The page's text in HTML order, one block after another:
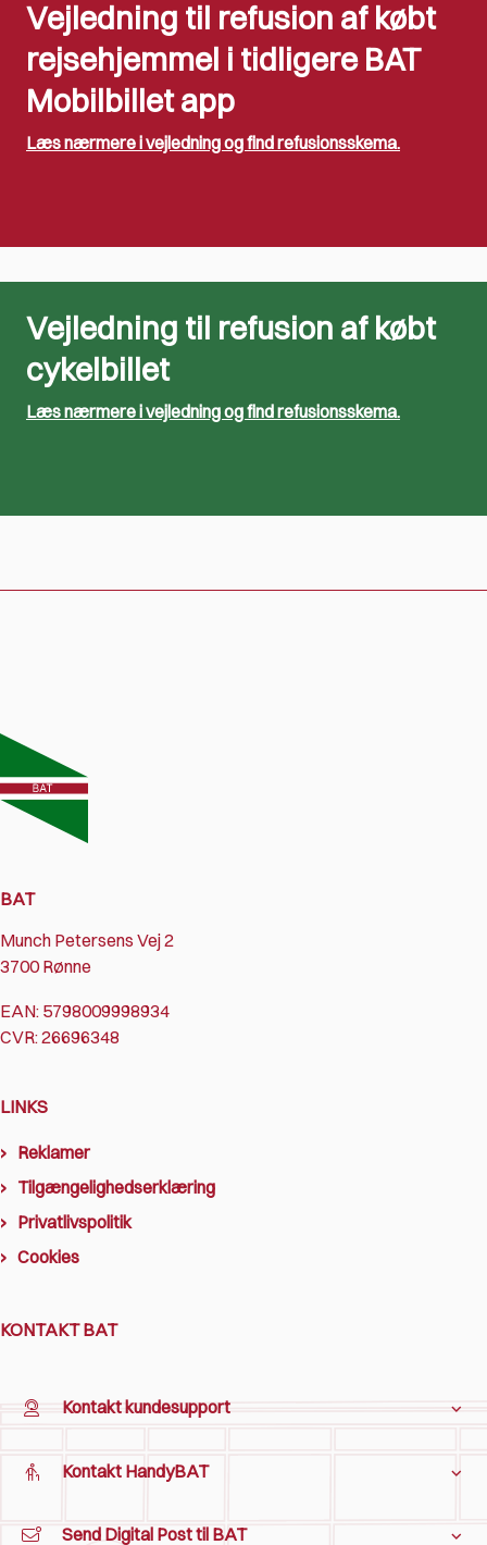
Vejledning til refusion af købt
rejsehjemmel i tidligere BAT
Mobilbillet app
Læs nærmere i vejledning og find refusionsskema.
Vejledning til refusion af købt
cykelbillet
Læs nærmere i vejledning og find refusionsskema.
BAT
Munch Petersens Vej 2
3700 Rønne
EAN: 5798009998934
CVR: 26696348
LINKS
Reklamer
Tilgængelighedserklæring
Privatlivspolitik
Cookies
KONTAKT BAT
Kontakt kundesupport
Kontakt HandyBAT
Send Digital Post til BAT